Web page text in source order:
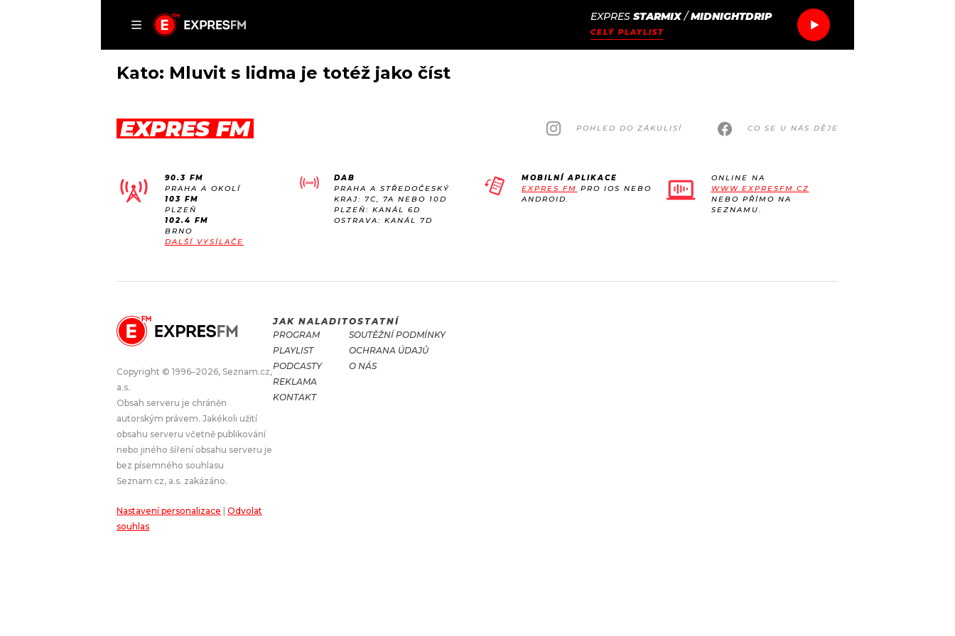
EXPRES STARMIX/MIDNIGHTDRIP
CELÝ PLAYLIST
DOMŮ
AKTUÁLNĚ
ROZHOVORY
#NEBUDUDOMA
PODCASTY
JAK NALADIT
RÁDIO
APLIKACE
PROGRAM
PLAYLIST
JAK NALADIT
SOUTĚŽE
Kato: Mluvit s lidma je totéž jako číst
EXPRES FM POHLED DO ZÁKULISÍ CO SE U NÁS DĚJE
90.3 FM
PRAHA A OKOLÍ
103 FM
PLZEŇ
102.4 FM
BRNO
DALŠÍ VYSÍLAČE
DAB
PRAHA A STŘEDOČESKÝ
KRAJ: 7C, 7A NEBO 10D
PLZEŇ: KANÁL 6D
OSTRAVA: KANÁL 7D
MOBILNÍ APLIKACE
EXPRES FM PRO IOS NEBO
ANDROID.
ONLINE NA
WWW.EXPRESFM.CZ
NEBO PŘÍMO NA
SEZNAMU.
Copyright © 1996–2026, Seznam.cz,
a.s.
Obsah serveru je chráněn
autorským právem. Jakékoli užití
obsahu serveru včetně publikování
nebo jiného šíření obsahu serveru je
bez písemného souhlasu
Seznam.cz, a.s. zakázáno.
Nastavení personalizace
Odvolat
souhlas
JAK NALADIT
PROGRAM
PLAYLIST
PODCASTY
REKLAMA
KONTAKT
OSTATNÍ
SOUTĚŽNÍ PODMÍNKY
OCHRANA ÚDAJŮ
O NÁS